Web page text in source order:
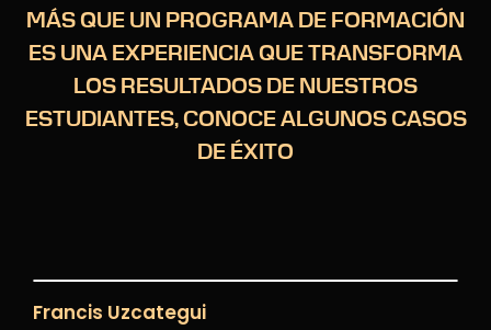
MÁS QUE UN PROGRAMA DE FORMACIÓN
ES UNA EXPERIENCIA QUE TRANSFORMA
LOS RESULTADOS DE NUESTROS
ESTUDIANTES, CONOCE ALGUNOS CASOS
DE ÉXITO
Francis Uzcategui